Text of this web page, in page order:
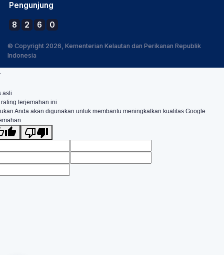
Pengunjung
8 2 6 0
© Copyright 2026, Kementerian Kelautan dan Perikanan Republik
Indonesia
.
asli
terjemahan ini
Anda akan digunakan untuk membantu meningkatkan kualitas Google